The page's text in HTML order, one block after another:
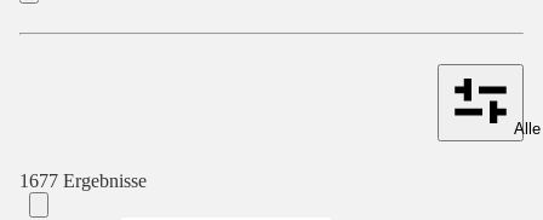
1677 Ergebnisse